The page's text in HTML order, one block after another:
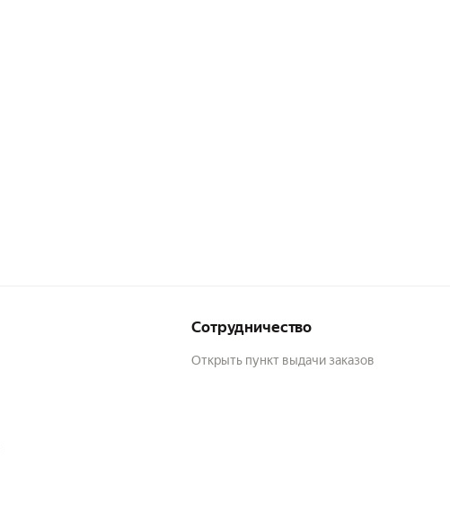
Сотрудничество
Открыть пункт выдачи заказов